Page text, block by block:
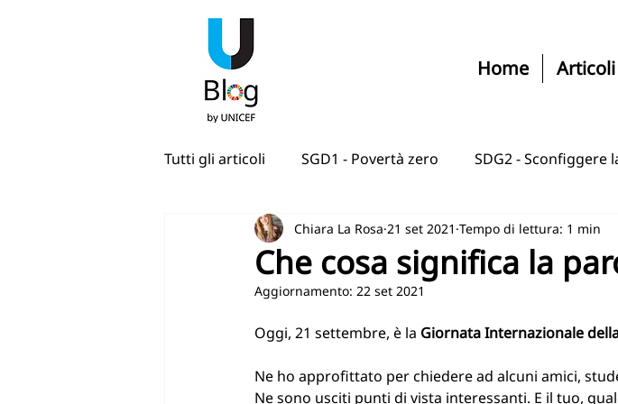
Home Articoli
Tutti gli articoli SGD1 - Povertà zero SDG2 - Sconfiggere
SGD4 - Istruzione di qualità SGD5 - Uguaglianza di genere
SDG7 - Energia pulita e accessibile
SGD10 - Ridurre le disuguaglianze SDG11 - Città
Che cosa significa la
Chiara La Rosa 21 set 2021 Tempo di lettura: 1 min
Aggiornamento: 22 set 2021
Oggi, 21 settembre, è la Giornata Internazionale
Ne ho approfittato per chiedere ad alcuni amici,
Ne sono usciti punti di vista interessanti. E il tuo,